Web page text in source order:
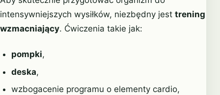
intensywniejszych wysiłków, niezbędny jest trening
wzmacniający. Ćwiczenia takie jak:
pompki,
deska,
wzbogacenie programu o elementy cardio,